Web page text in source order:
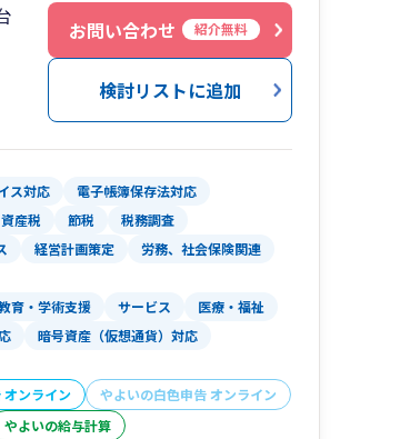
。公的支援のみの単発のご依頼も
りますので、Chatworkやメール
、Dropboxを活用したクラウドで
応じて来所やご訪問による対面で
ラインでのやりとりがほとんどに
各種公的支援の受給を想定しつ一
通常は各専門家ごとに同じ話を何
、一面からだけではない、会社全
着手金なしの成功報酬後払い制
としてご支援可能です。
お問い合わせ 紹介無料
検討リストに追加
ス対応
電子帳簿保存法対応
産税 節税
税務調査
経営計画策定
労務、社会保険関連
育・学術支援 サービス 医療・福祉
暗号資産（仮想通貨）対応
オンライン
やよいの白色申告 オンライン
やよいの給与計算